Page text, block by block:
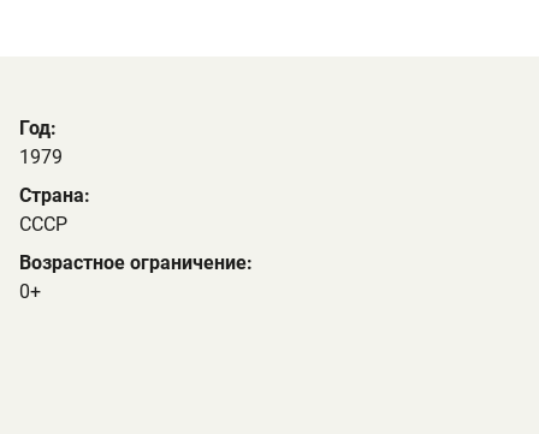
Год:
1979
Страна:
СССР
Возрастное ограничение:
0+